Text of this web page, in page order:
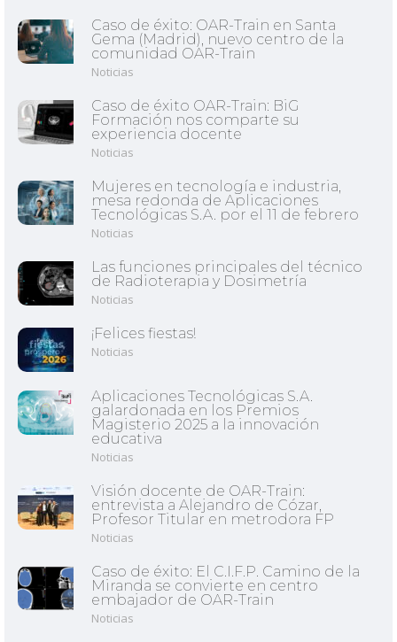
Caso de éxito: OAR-Train en Santa
Gema (Madrid), nuevo centro de la
comunidad OAR-Train
Noticias
Caso de éxito OAR-Train: BiG
Formación nos comparte su
experiencia docente
Noticias
Mujeres en tecnología e industria,
mesa redonda de Aplicaciones
Tecnológicas S.A. por el 11 de febrero
Noticias
Las funciones principales del técnico
de Radioterapia y Dosimetría
Noticias
¡Felices fiestas!
Noticias
Aplicaciones Tecnológicas S.A.
galardonada en los Premios
Magisterio 2025 a la innovación
educativa
Noticias
Visión docente de OAR-Train:
entrevista a Alejandro de Cózar,
Profesor Titular en metrodora FP
Noticias
Caso de éxito: El C.I.F.P. Camino de la
Miranda se convierte en centro
embajador de OAR-Train
Noticias